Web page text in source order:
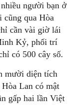
người bạn ở
cũng qua Hòa
cần vài giờ lái
Kỷ, phối trí
có 500 cây số.
mười diện tích
Lan có mật
gấp hai lần Việt